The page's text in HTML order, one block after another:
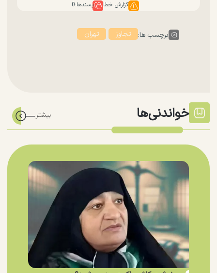
گزارش خطا پسندها:0
برچسب ها: تجاوز تهران
خواندنی‌ها